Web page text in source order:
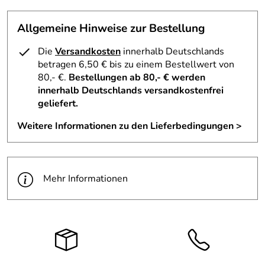
Spielanleitung – Starhaus mit Singvogel Bunt – Höhe ca.
Halten Sie das Starhaus mit einer Hand am oberen Teil
fest
Drehen Sie mit der anderen Hand vorsichtig den Fuß
des Hauses im Uhrzeigersinn
den Gesang eines Vogels erinnert
Experimentieren Sie mit unterschiedlichen
Allgemeine Hinweise zur Bestellung
Die Versandkosten innerhalb Deutschlands
betragen 6,50 € bis zu einem Bestellwert von
80,- €. Bestellungen ab 80,- € werden
innerhalb Deutschlands versandkostenfrei
geliefert.
Weitere Informationen zu den Lieferbedingungen >
Mehr Informationen